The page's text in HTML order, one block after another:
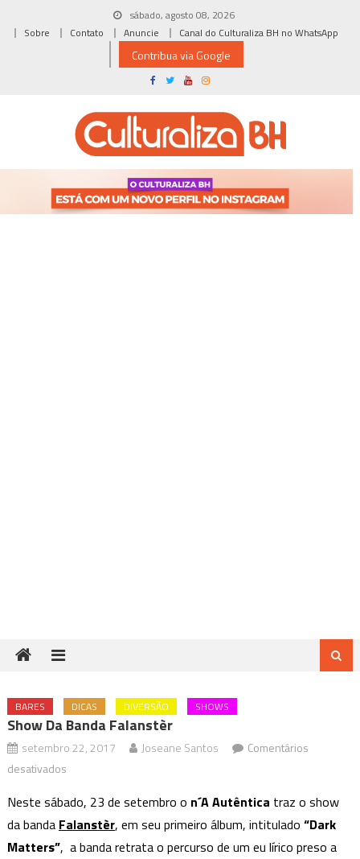
sábado, agosto 08, 2026
Sobre
Contato Anuncie Canal do Culturaliza BH no WhatsApp
Contribua via Google
BARES DICAS DIVERSÃO SHOWS
Show Da Banda Falanstèr
setembro 22, 2017 Joseane Santos
Comentários
desativadosem
da
Banda
Falanstèr
Neste sábado, 23 de setembro o n´A Autêntica traz o show
da banda Falanstèr, em seu primeiro álbum, intitulado “Dark
Matters”, a banda retrata o percurso de um eu lírico preso a